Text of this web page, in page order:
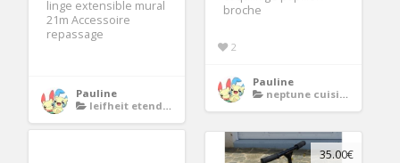
broche
2
Pauline
neptune cuisine
linge extensible mural
21m Accessoire
repassage
Pauline
leifheit etendoir
35.00€